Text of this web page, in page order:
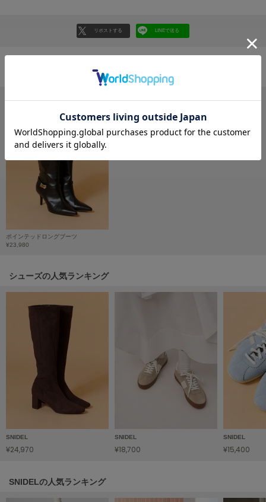
GELATO PIQUE CAT&DOG
ジェラート ピケ キャットアンドドッグ
gelato pique Sleep
GRAMICCI
グラミチ
Henon.
へノン
ハンター
HOKA ONEONE
le
ル
le coq sportif
ルコックスポルティフ
リポストする LINEで送る
ポインテッドロングブーツ
¥23,980
シューズの人気ランキング
SNIDEL
¥24,970
SNIDEL
¥18,700
SNIDEL
¥15,400
SNIDELの人気ランキング